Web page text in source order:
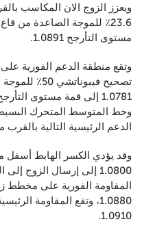
ويعزز الزوج الان المكاسب
مستوى التأرجح 1.0891.
وتقع منطقة الدعم الفورية
تصحيح
الدعم الرئيسية التالية بالقرب من
وقد يؤدي الكسر الهابط أسفل
1.0880، وتقع المقاومة
1.0910.